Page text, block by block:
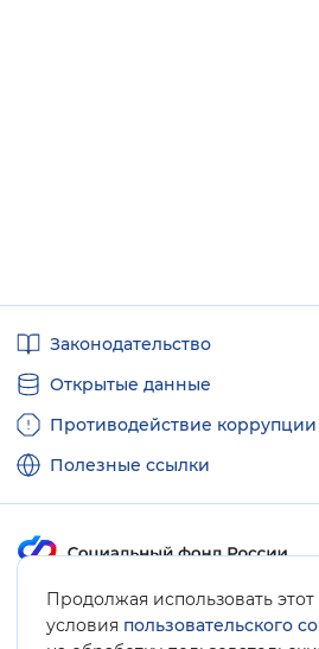
Продолжая использовать
условия пользовательского
ссылкиЗаконодательство
Открытые данные
Противодействие коррупции
Полезные ссылки
Карта сайта